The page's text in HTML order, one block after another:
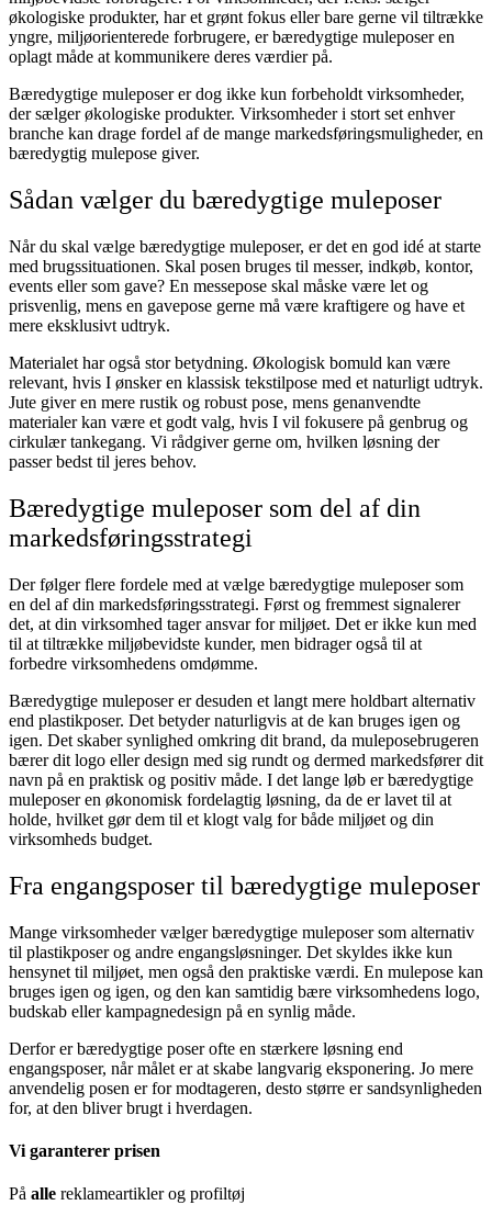
økologiske produkter, har et grønt fokus eller bare gerne vil tiltrække
yngre, miljøorienterede forbrugere, er bæredygtige muleposer en
oplagt måde at kommunikere deres værdier på.
Bæredygtige muleposer er dog ikke kun forbeholdt virksomheder,
der sælger økologiske produkter. Virksomheder i stort set enhver
branche kan drage fordel af de mange markedsføringsmuligheder, en
bæredygtig mulepose giver.
Sådan vælger du bæredygtige muleposer
Når du skal vælge bæredygtige muleposer, er det en god idé at starte
med brugssituationen. Skal posen bruges til messer, indkøb, kontor,
events eller som gave? En messepose skal måske være let og
prisvenlig, mens en gavepose gerne må være kraftigere og have et
mere eksklusivt udtryk.
Materialet har også stor betydning. Økologisk bomuld kan være
relevant, hvis I ønsker en klassisk tekstilpose med et naturligt udtryk.
Jute giver en mere rustik og robust pose, mens genanvendte
materialer kan være et godt valg, hvis I vil fokusere på genbrug og
cirkulær tankegang. Vi rådgiver gerne om, hvilken løsning der
passer bedst til jeres behov.
Bæredygtige muleposer som del af din
markedsføringsstrategi
Der følger flere fordele med at vælge bæredygtige muleposer som
en del af din markedsføringsstrategi. Først og fremmest signalerer
det, at din virksomhed tager ansvar for miljøet. Det er ikke kun med
til at tiltrække miljøbevidste kunder, men bidrager også til at
forbedre virksomhedens omdømme.
Bæredygtige muleposer er desuden et langt mere holdbart alternativ
end plastikposer. Det betyder naturligvis at de kan bruges igen og
igen. Det skaber synlighed omkring dit brand, da muleposebrugeren
bærer dit logo eller design med sig rundt og dermed markedsfører dit
navn på en praktisk og positiv måde. I det lange løb er bæredygtige
muleposer en økonomisk fordelagtig løsning, da de er lavet til at
holde, hvilket gør dem til et klogt valg for både miljøet og din
virksomheds budget.
Fra engangsposer til bæredygtige muleposer
Mange virksomheder vælger bæredygtige muleposer som alternativ
til plastikposer og andre engangsløsninger. Det skyldes ikke kun
hensynet til miljøet, men også den praktiske værdi. En mulepose kan
bruges igen og igen, og den kan samtidig bære virksomhedens logo,
budskab eller kampagnedesign på en synlig måde.
Derfor er bæredygtige poser ofte en stærkere løsning end
engangsposer, når målet er at skabe langvarig eksponering. Jo mere
anvendelig posen er for modtageren, desto større er sandsynligheden
for, at den bliver brugt i hverdagen.
Vi garanterer prisen
På alle reklameartikler og profiltøj